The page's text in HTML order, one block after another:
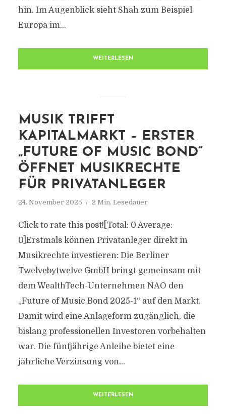
hin. Im Augenblick sieht Shah zum Beispiel
Europa im...
WEITERLESEN
MUSIK TRIFFT
KAPITALMARKT – ERSTER
„FUTURE OF MUSIC BOND“
ÖFFNET MUSIKRECHTE
FÜR PRIVATANLEGER
24. November 2025 2 Min. Lesedauer
Click to rate this post![Total: 0 Average:
0]Erstmals können Privatanleger direkt in
Musikrechte investieren: Die Berliner
Twelvebytwelve GmbH bringt gemeinsam mit
dem WealthTech-Unternehmen NAO den
„Future of Music Bond 2025-1“ auf den Markt.
Damit wird eine Anlageform zugänglich, die
bislang professionellen Investoren vorbehalten
war. Die fünfjährige Anleihe bietet eine
jährliche Verzinsung von...
WEITERLESEN